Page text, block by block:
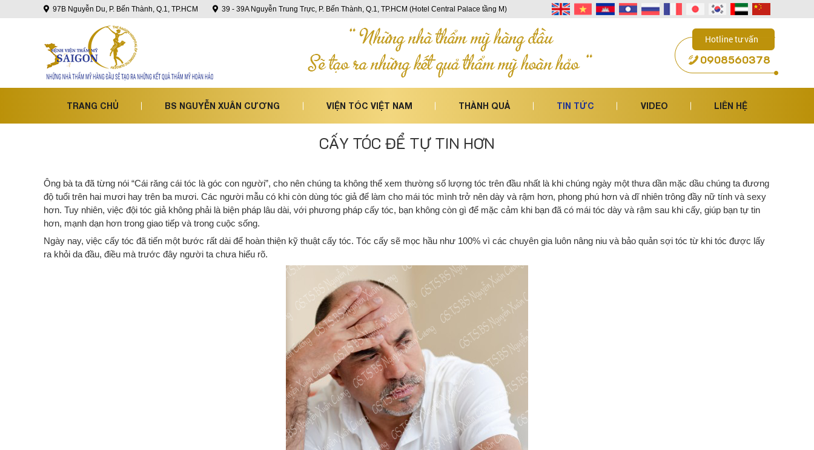
97B Nguyễn Du, P. Bến Thành, Q.1, TP.HCM 39 - 39A Nguyễn Trung Trực, P. Bến Thành, Q.1, TP.HCM (Hotel Central Palace tầng M)
Hotline tư vấn
0908560378
TRANG CHỦ BS NGUYỄN XUÂN CƯƠNG VIỆN TÓC VIỆT NAM THÀNH QUẢ TIN TỨC VIDEO LIÊN HỆ
CẤY TÓC ĐỂ TỰ TIN HƠN
Ông bà ta đã từng nói “Cái răng cái tóc là góc con người”, cho nên chúng ta không thể xem thường số lượng tóc trên đầu nhất là khi chúng ngày một thưa dần mặc dầu chúng ta đương
độ tuổi trên hai mươi hay trên ba mươi. Các người mẫu có khi còn dùng tóc giả để làm cho mái tóc mình trở nên dày và rậm hơn, phong phú hơn và dĩ nhiên trông đầy nữ tính và sexy
hơn. Tuy nhiên, việc đội tóc giả không phải là biện pháp lâu dài, với phương pháp cấy tóc, bạn không còn gì để mặc cảm khi bạn đã có mái tóc dày và rậm sau khi cấy, giúp bạn tự tin
hơn, mạnh dạn hơn trong giao tiếp và trong cuộc sống.
Ngày nay, việc cấy tóc đã tiến một bước rất dài để hoàn thiện kỹ thuật cấy tóc. Tóc cấy sẽ mọc hầu như 100% vì các chuyên gia luôn nâng niu và bảo quản sợi tóc từ khi tóc được lấy
ra khỏi da đầu, điều mà trước đây người ta chưa hiểu rõ.